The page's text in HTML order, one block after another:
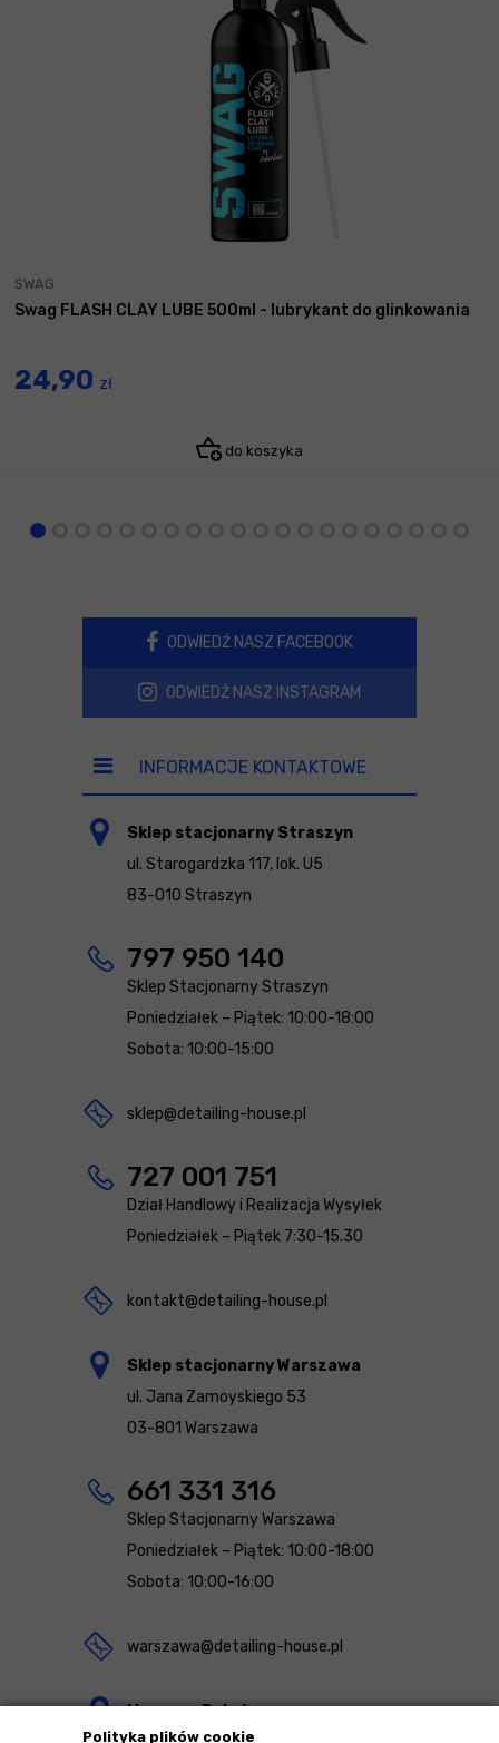
Polityka plików cookie
SWAG
Swag FLASH CLAY LUBE 500ml - lubrykant do glinkowania
24,90 zł
do koszyka
ODWIEDŹ NASZ FACEBOOK
ODWIEDŹ NASZ INSTAGRAM
INFORMACJE KONTAKTOWE
Sklep stacjonarny Straszyn
ul. Starogardzka 117, lok. U5
83-010 Straszyn
797 950 140
Sklep Stacjonarny Straszyn
Poniedziałek – Piątek: 10:00-18:00
Sobota: 10:00-15:00
sklep@detailing-house.pl
727 001 751
Dział Handlowy i Realizacja Wysyłek
Poniedziałek – Piątek 7:30-15.30
kontakt@detailing-house.pl
Sklep stacjonarny Warszawa
ul. Jana Zamoyskiego 53
03-801 Warszawa
661 331 316
Sklep Stacjonarny Warszawa
Poniedziałek – Piątek: 10:00-18:00
Sobota: 10:00-16:00
warszawa@detailing-house.pl
Magazyn Rekcin